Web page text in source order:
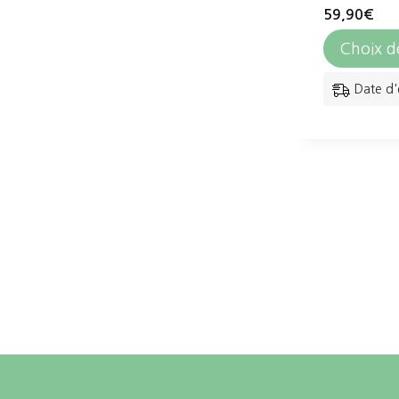
59,90€
Choix
Date